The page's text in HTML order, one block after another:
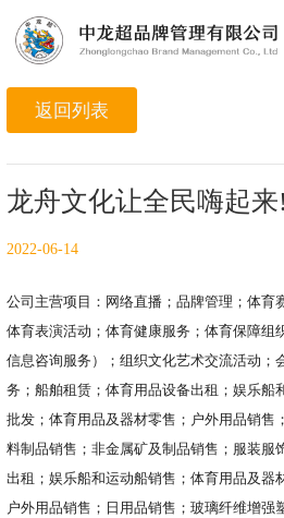
龙舟文化让全民嗨起来!
2022-06-14
公司主营项目：网络直播；品牌管理；体育
体育表演活动；体育健康服务；体育保障组
信息咨询服务）；组织文化艺术交流活动；
务；船舶租赁；体育用品设备出租；娱乐船
批发；体育用品及器材零售；户外用品销售
料制品销售；非金属矿及制品销售；服装服
出租；娱乐船和运动船销售；体育用品及器
户外用品销售；日用品销售；玻璃纤维增强